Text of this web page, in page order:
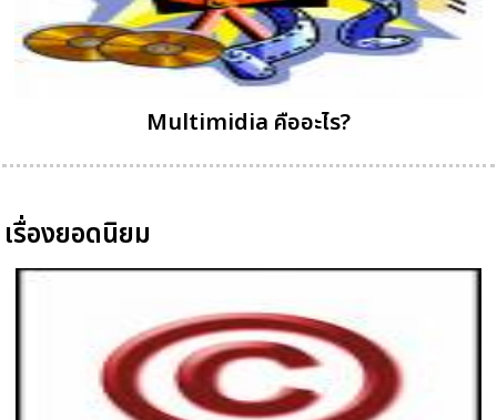
Multimidia คืออะไร?
เรื่องยอดนิยม